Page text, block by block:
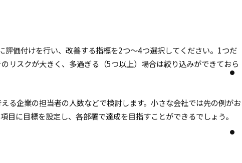
評価付けを行い、改善する指標を2つ〜4つ選択してください。1つだ
リスクが大きく、多過ぎる（5つ以上）場合は絞り込みができておら
る企業の担当者の人数などで検討します。小さな会社では先の例がお
目に目標を設定し、各部署で達成を目指すことができるでしょう。